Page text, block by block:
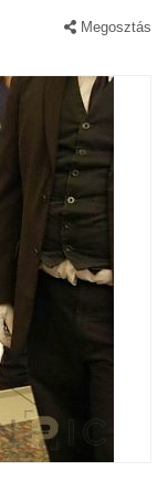
Megosztás